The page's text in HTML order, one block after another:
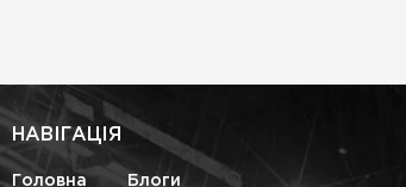
НАВІГАЦІЯ
Головна Блоги